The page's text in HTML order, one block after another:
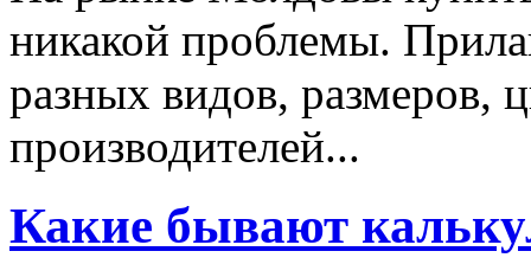
никакой проблемы.
разных видов, размеров,
производителей...
Какие бывают